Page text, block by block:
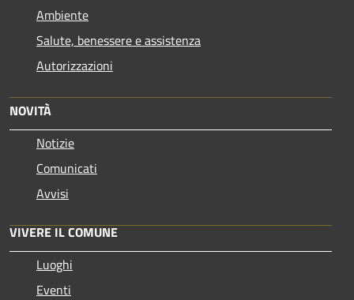
Ambiente
Salute, benessere e assistenza
Autorizzazioni
NOVITÀ
Notizie
Comunicati
Avvisi
VIVERE IL COMUNE
Luoghi
Eventi